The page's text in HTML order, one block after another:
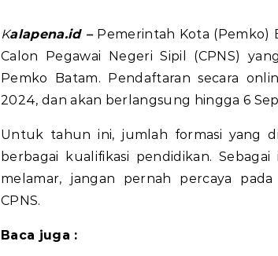
Kalapena.id – Pemerintah Kota (Pemko)
Calon Pegawai Negeri Sipil (CPNS)
Pemko Batam. Pendaftaran secara
2024, dan akan berlangsung hingga 6
Untuk tahun ini, jumlah formasi yang
berbagai kualifikasi pendidikan.
melamar, jangan pernah percaya
CPNS.
Baca juga :